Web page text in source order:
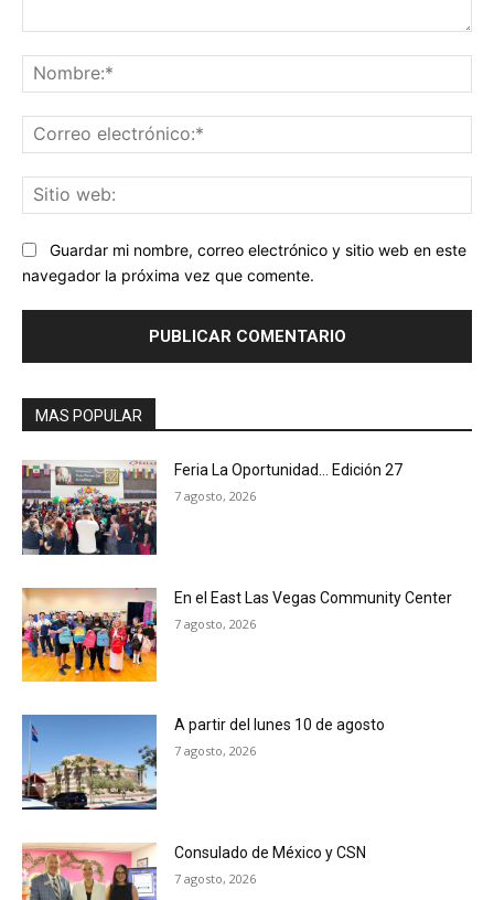
Guardar mi nombre, correo electrónico y sitio web en este
navegador la próxima vez que comente.
MAS POPULAR
Feria La Oportunidad… Edición 27
7 agosto, 2026
En el East Las Vegas Community Center
7 agosto, 2026
A partir del lunes 10 de agosto
7 agosto, 2026
Consulado de México y CSN
7 agosto, 2026